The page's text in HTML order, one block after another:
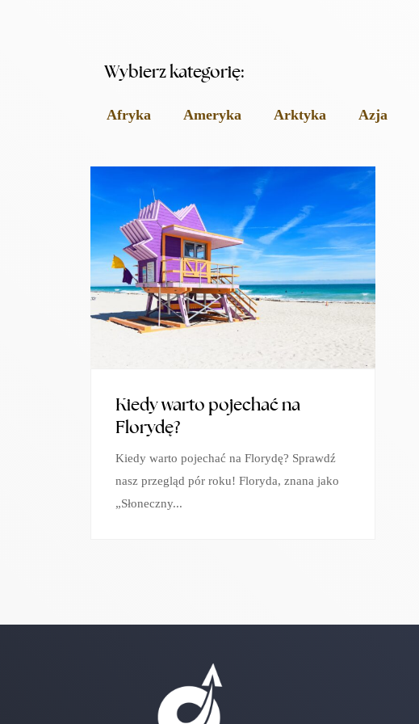
Wybierz kategorię:
Afryka Ameryka Arktyka Azja
Kiedy warto pojechać na
Florydę?
Kiedy warto pojechać na Florydę? Sprawdź
nasz przegląd pór roku! Floryda, znana jako
„Słoneczny...